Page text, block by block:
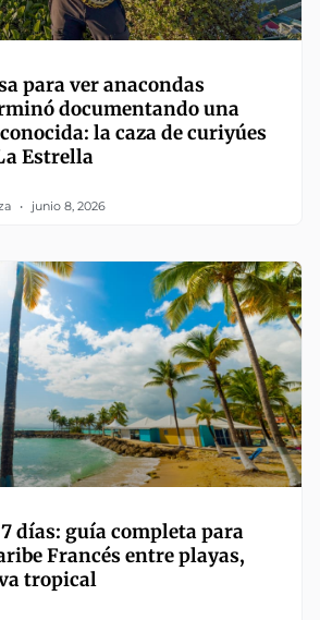
para ver anacondas
documentando una
la caza de curiyúes
Estrella
junio 8, 2026
días: guía completa para
Francés entre playas,
tropical